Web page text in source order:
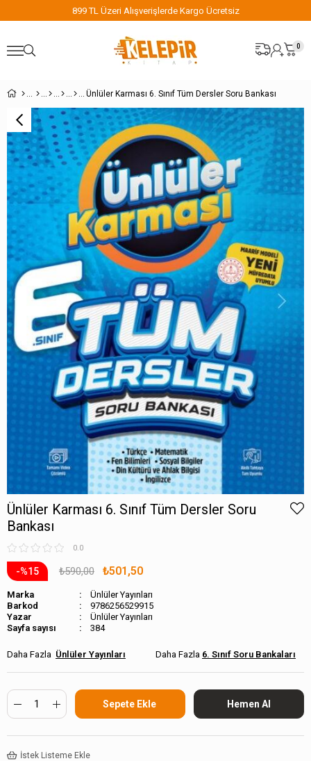
899 TL Üzeri Alışverişlerde Kargo Ücretsiz
0
Ünlüler Karması 6. Sınıf Tüm Dersler Soru Bankası
Ünlüler Karması 6. Sınıf Tüm Dersler Soru
Bankası
0.0
15 ₺590,00 ₺501,50
Marka
Ünlüler Yayınları
Barkod
9786256529915
Ünlüler Yayınları
Sayfa sayısı
384
Ünlüler Yayınları 6. Sınıf Soru Bankaları
İstek Listeme Ekle